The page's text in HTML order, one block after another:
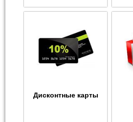
Дисконтные карты